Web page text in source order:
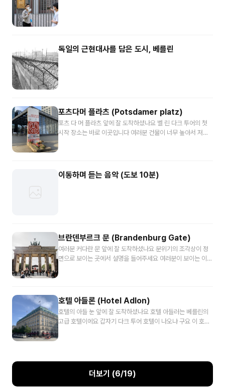
독일의 근현대사를 담은 도시, 베를린
포츠다머 플라츠 (Potsdamer platz)
포츠 다 머 플라츠 앞에 잘 도착하셨나요 벨 린 다크 투어의 첫
시작 장소는 바로 이곳입니다 여러분 건물이 너무 높아서 저절
는이서는 예배를 린 장벽을 따라 그린 선 이용과 거의 이곳에는
베를린 장벽이 있었고 장벽 붕괴 후에 재개발이 되어서 지금의
사가 불만스러워
이동하며 듣는 음악 (도보 10분)
브란덴부르크 문 (Brandenburg Gate)
여러분 커다란 문 앞에 잘 도착하셨나요 분위기의 조각상이 정
면으로 보이는 곳에서 설명을 들어주세요 여러분이 보이는 이분
린의 경기였던 곳으로 분단 독일의 상징이면서 동시에 통일의
상징이기도 한 부분이라고 할 수 있어요 먼저 브란덴부르크 문
의 전체적인 모습을 볼까요 문 높이는 약 20미터 가로 폭은 65
미터 정도 됩니다 그리고 12개의 도리스식 기둥이 상부를 받치
으로
호텔 아들론 (Hotel Adlon)
호텔의 아들 눈 앞에 잘 도착하셨나요 호텔 아들러는 베를린의
고급 호텔이에요 갑자기 다크 투어 호텔이 나오냐 구요 이 호텔
서 레스토랑을 운영하며 와인 판매로 부과된 로렌츠 알아 들으
니 1907년 카이저 빌헬름 2세에게 브란덴부르크 문 옆에 고급
호텔을 지을 수 있도록 설득해서 지어졌어요 이후 베를린의 역
더보기 (6/19)